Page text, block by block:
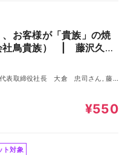
お客様が「貴族」の焼
社鳥貴族） | 藤沢久美
¥550
ト対象